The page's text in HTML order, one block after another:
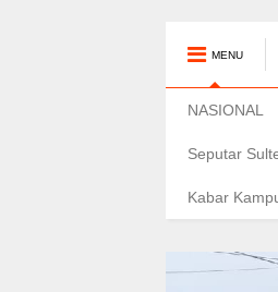
MENU
NASIONAL
Seputar
Kabar